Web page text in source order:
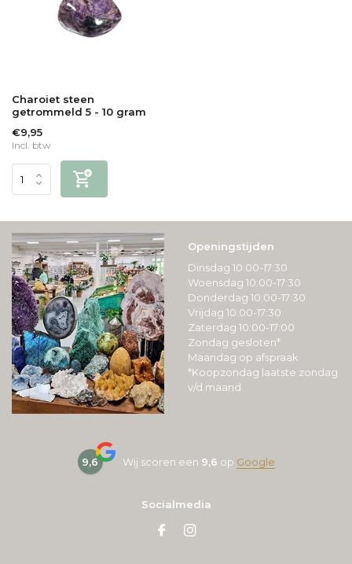
Charoiet steen
getrommeld 5 - 10 gram
€9,95
Incl. btw
Openingstijden
Dinsdag 10:00-17:30
Woensdag 10:00-17:30
Donderdag 10:00-17:30
Vrijdag 10:00-17:30
Zaterdag 10:00-17:00
Zondag gesloten*
Maandag op afspraak
*Koopzondag laatste zondag
v/d maand
9,6 Wij scoren een 9,6 op Google
Socialmedia